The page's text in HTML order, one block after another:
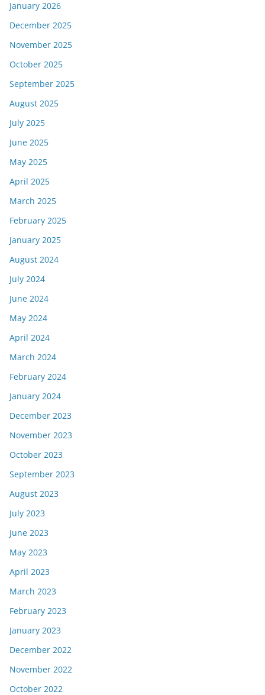
January 2026
December 2025
November 2025
October 2025
September 2025
August 2025
July 2025
June 2025
May 2025
April 2025
March 2025
February 2025
January 2025
August 2024
July 2024
June 2024
May 2024
April 2024
March 2024
February 2024
January 2024
December 2023
November 2023
October 2023
September 2023
August 2023
July 2023
June 2023
May 2023
April 2023
March 2023
February 2023
January 2023
December 2022
November 2022
October 2022